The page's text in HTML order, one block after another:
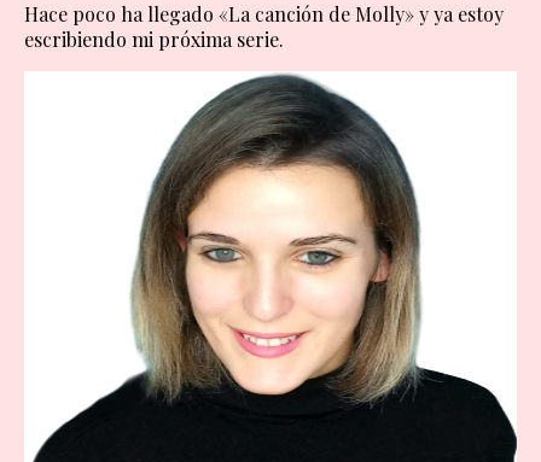
Hace poco ha llegado «La canción de Molly» y ya estoy
escribiendo mi próxima serie.